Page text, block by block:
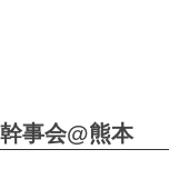
事会@熊本